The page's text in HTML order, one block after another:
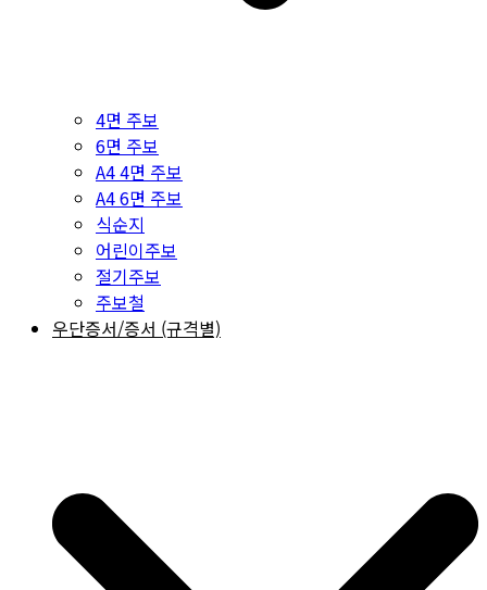
4면 주보
6면 주보
A4 4면 주보
A4 6면 주보
식순지
어린이주보
절기주보
주보철
우단증서/증서 (규격별)